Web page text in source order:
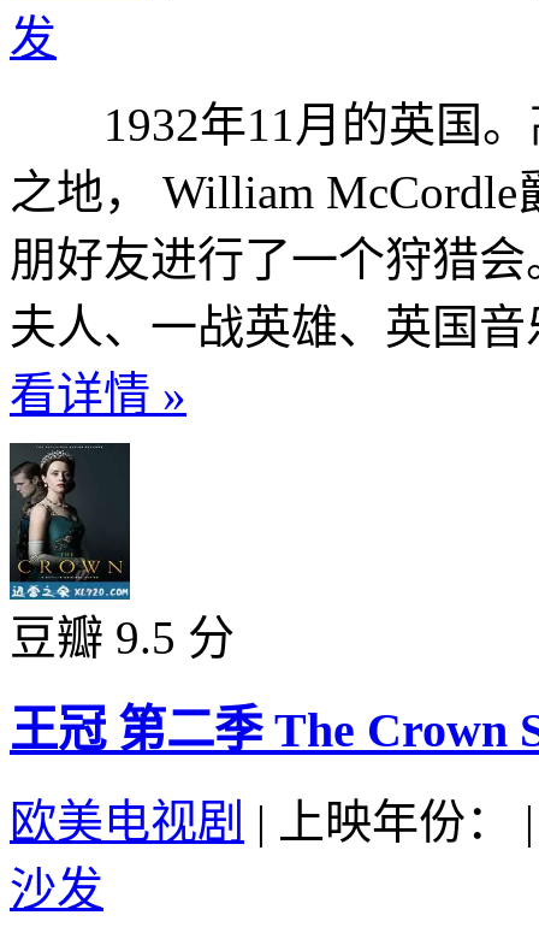
发
1932年11月的英国。
之地， William
朋好友进行了一个狩猎
夫人、一战英雄、英国
看详情 »
豆瓣 9.5 分
王冠 第二季 The Crown
欧美电视剧 | 上映年份：
|
沙发